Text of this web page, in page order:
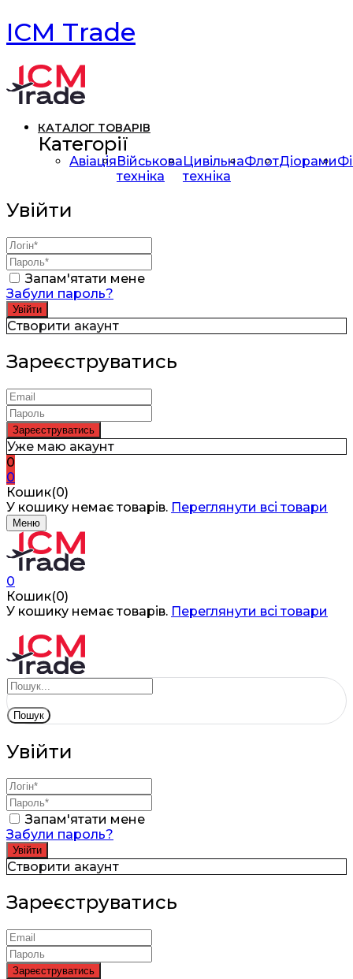
ICM Trade
КАТАЛОГ ТОВАРІВ
Категорії
АвіаціяВійськова
техніка
Цивільна
техніка
ФлотДіорами
Увійти
Запам'ятати мене
Забули пароль?
Створити акаунт
Зареєструватись
Уже маю акаунт
0
0
Кошик(0)
У кошику немає товарів. Переглянути всі товари
Меню
0
Кошик(0)
У кошику немає товарів. Переглянути всі товари
Пошук
Увійти
Запам'ятати мене
Забули пароль?
Створити акаунт
Зареєструватись